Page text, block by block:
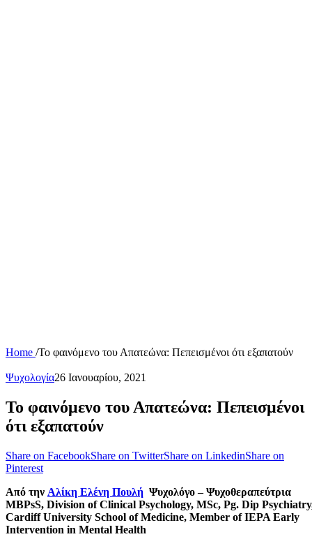
Home /Το φαινόμενο του Απατεώνα: Πεπεισμένοι ότι εξαπατούν
Ψυχολογία26 Ιανουαρίου, 2021
Το φαινόμενο του Απατεώνα: Πεπεισμένοι
ότι εξαπατούν
Share on FacebookShare on TwitterShare on LinkedinShare on
Pinterest
Από την Αλίκη Ελένη Πουλή Ψυχολόγο – Ψυχοθεραπεύτρια
MBPsS, Division of Clinical Psychology, MSc, Pg. Dip
Cardiff University School of Medicine, Member of IEPA Early
Intervention in Mental Health